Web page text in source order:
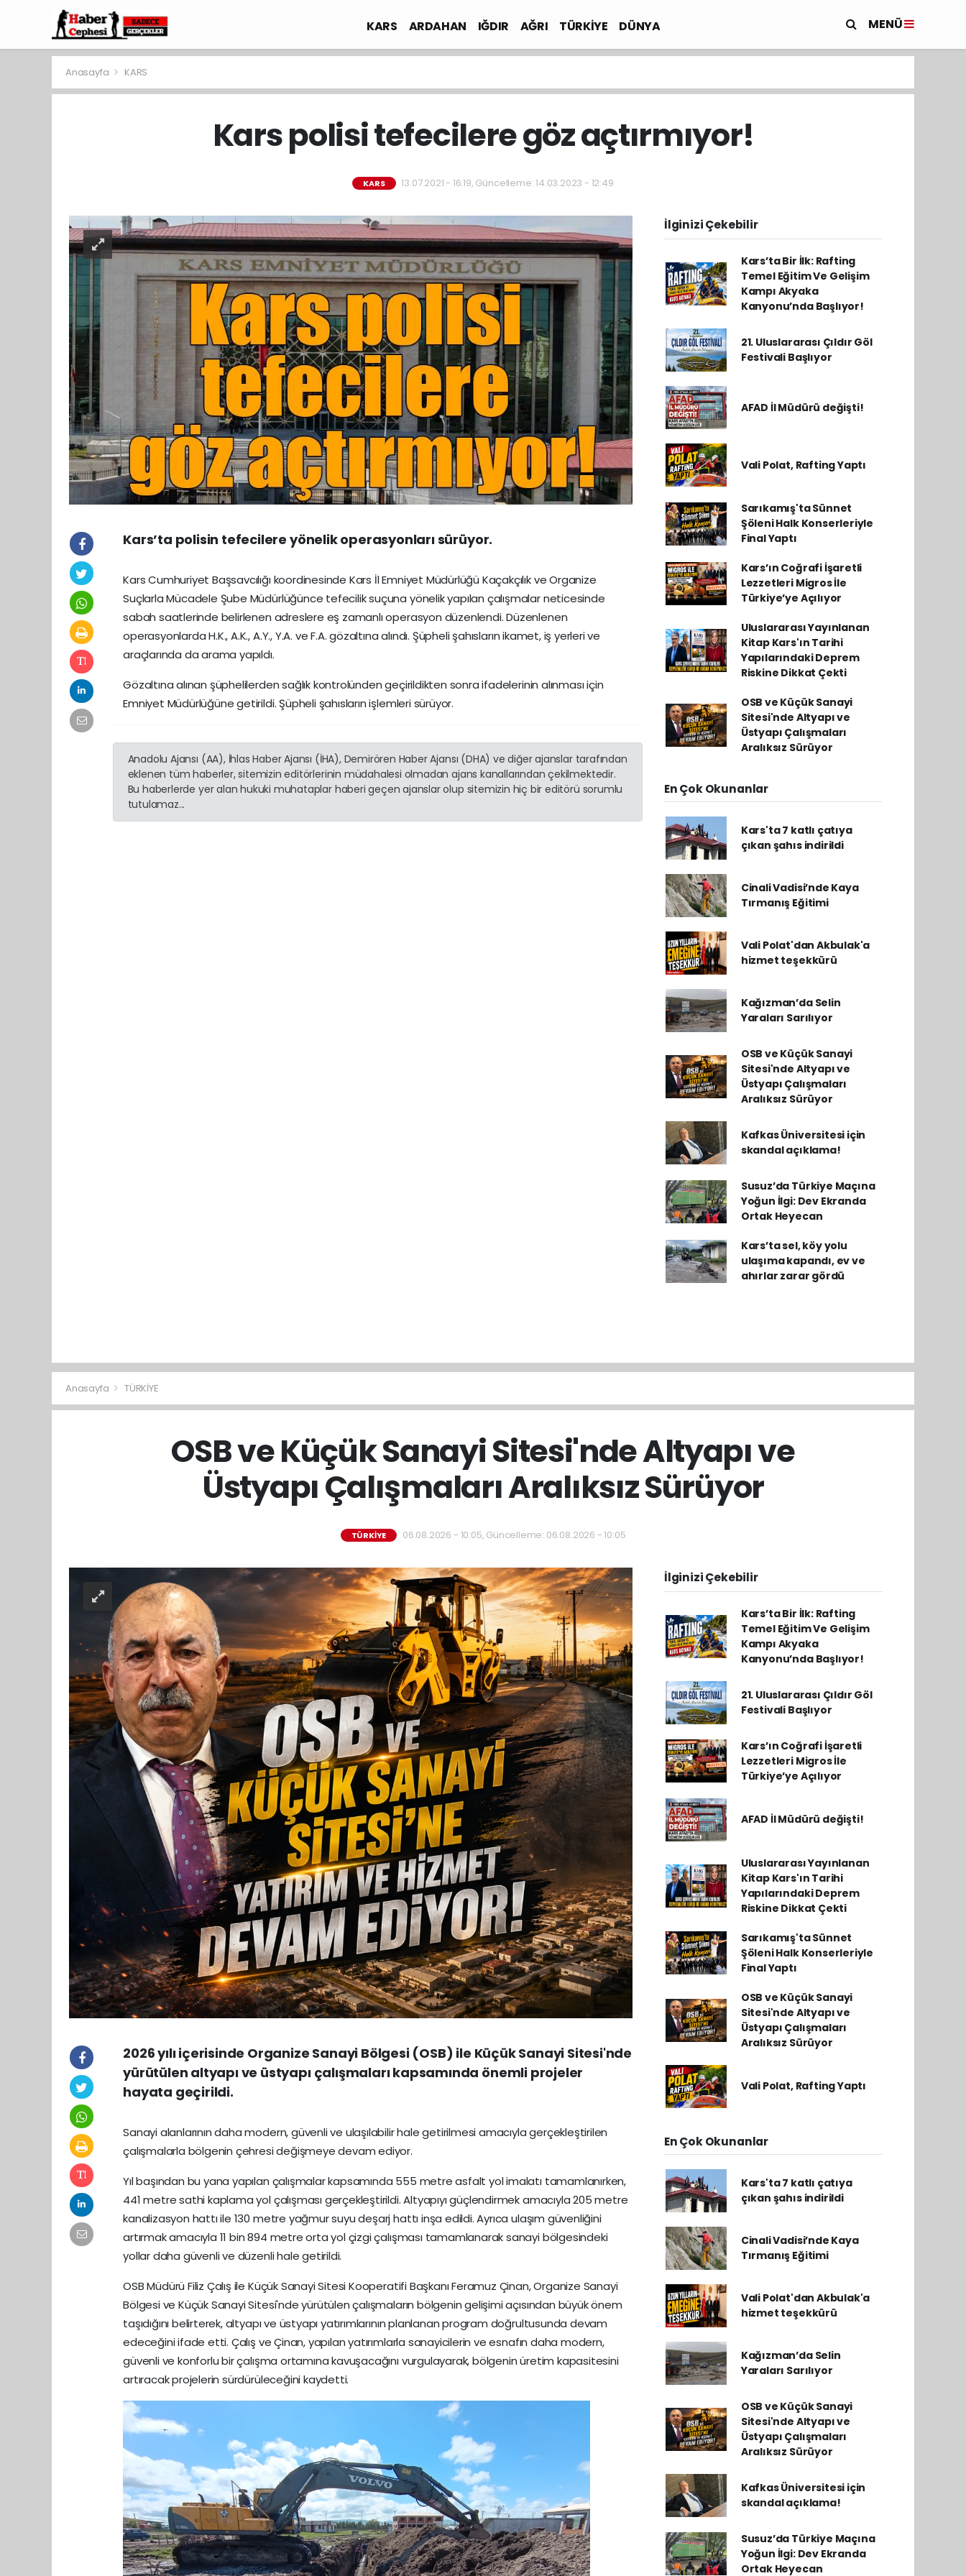
KARS ARDAHAN IĞDIR AĞRI TÜRKİYE DÜNYA MENÜ
Anasayfa KARS
Kars polisi tefecilere göz açtırmıyor!
KARS 13.07.2021 - 16:19, Güncelleme: 14.03.2023 - 12:49
Kars’ta polisin tefecilere yönelik operasyonları sürüyor.
Kars Cumhuriyet Başsavcılığı koordinesinde Kars İl Emniyet Müdürlüğü Kaçakçılık ve Organize
Suçlarla Mücadele Şube Müdürlüğünce tefecilik suçuna yönelik yapılan çalışmalar neticesinde
sabah saatlerinde belirlenen adreslere eş zamanlı operasyon düzenlendi. Düzenlenen
operasyonlarda H.K., A.K., A.Y., Y.A. ve F.A. gözaltına alındı. Şüpheli şahısların ikamet, iş yerleri ve
araçlarında da arama yapıldı.
Gözaltına alınan şüphelilerden sağlık kontrolünden geçirildikten sonra ifadelerinin alınması için
Emniyet Müdürlüğüne getirildi. Şüpheli şahısların işlemleri sürüyor.
Anadolu Ajansı (AA), İhlas Haber Ajansı (İHA), Demirören Haber Ajansı (DHA) ve diğer ajanslar tarafından
eklenen tüm haberler, sitemizin editörlerinin müdahalesi olmadan ajans kanallarından çekilmektedir.
Bu haberlerde yer alan hukuki muhataplar haberi geçen ajanslar olup sitemizin hiç bir editörü sorumlu
tutulamaz...
İlginizi Çekebilir
Kars’ta Bir İlk: Rafting
Temel Eğitim Ve Gelişim
Kampı Akyaka
Kanyonu’nda Başlıyor!
21. Uluslararası Çıldır Göl
Festivali Başlıyor
AFAD İl Müdürü değişti!
Vali Polat, Rafting Yaptı
Sarıkamış'ta Sünnet
Şöleni Halk Konserleriyle
Final Yaptı
Kars’ın Coğrafi İşaretli
Lezzetleri Migros İle
Türkiye’ye Açılıyor
Uluslararası Yayınlanan
Kitap Kars'ın Tarihi
Yapılarındaki Deprem
Riskine Dikkat Çekti
OSB ve Küçük Sanayi
Sitesi'nde Altyapı ve
Üstyapı Çalışmaları
Aralıksız Sürüyor
En Çok Okunanlar
Kars'ta 7 katlı çatıya
çıkan şahıs indirildi
Cinali Vadisi’nde Kaya
Tırmanış Eğitimi
Vali Polat'dan Akbulak'a
hizmet teşekkürü
Kağızman’da Selin
Yaraları Sarılıyor
OSB ve Küçük Sanayi
Sitesi'nde Altyapı ve
Üstyapı Çalışmaları
Aralıksız Sürüyor
Kafkas Üniversitesi için
skandal açıklama!
Susuz’da Türkiye Maçına
Yoğun İlgi: Dev Ekranda
Ortak Heyecan
Kars’ta sel, köy yolu
ulaşıma kapandı, ev ve
ahırlar zarar gördü
Anasayfa TÜRKİYE
OSB ve Küçük Sanayi Sitesi'nde Altyapı ve
Üstyapı Çalışmaları Aralıksız Sürüyor
TÜRKİYE 06.08.2026 - 10:05, Güncelleme: 06.08.2026 - 10:05
2026 yılı içerisinde Organize Sanayi Bölgesi (OSB) ile Küçük Sanayi Sitesi'nde
yürütülen altyapı ve üstyapı çalışmaları kapsamında önemli projeler
hayata geçirildi.
Sanayi alanlarının daha modern, güvenli ve ulaşılabilir hale getirilmesi amacıyla gerçekleştirilen
çalışmalarla bölgenin çehresi değişmeye devam ediyor.
Yıl başından bu yana yapılan çalışmalar kapsamında 555 metre asfalt yol imalatı tamamlanırken,
441 metre sathi kaplama yol çalışması gerçekleştirildi. Altyapıyı güçlendirmek amacıyla 205 metre
kanalizasyon hattı ile 130 metre yağmur suyu deşarj hattı inşa edildi. Ayrıca ulaşım güvenliğini
artırmak amacıyla 11 bin 894 metre orta yol çizgi çalışması tamamlanarak sanayi bölgesindeki
yollar daha güvenli ve düzenli hale getirildi.
OSB Müdürü Filiz Çalış ile Küçük Sanayi Sitesi Kooperatifi Başkanı Feramuz Çinan, Organize Sanayi
Bölgesi ve Küçük Sanayi Sitesi'nde yürütülen çalışmaların bölgenin gelişimi açısından büyük önem
taşıdığını belirterek, altyapı ve üstyapı yatırımlarının planlanan program doğrultusunda devam
edeceğini ifade etti. Çalış ve Çinan, yapılan yatırımlarla sanayicilerin ve esnafın daha modern,
güvenli ve konforlu bir çalışma ortamına kavuşacağını vurgulayarak, bölgenin üretim kapasitesini
artıracak projelerin sürdürüleceğini kaydetti.
İlginizi Çekebilir
Kars’ta Bir İlk: Rafting
Temel Eğitim Ve Gelişim
Kampı Akyaka
Kanyonu’nda Başlıyor!
21. Uluslararası Çıldır Göl
Festivali Başlıyor
Kars’ın Coğrafi İşaretli
Lezzetleri Migros İle
Türkiye’ye Açılıyor
AFAD İl Müdürü değişti!
Uluslararası Yayınlanan
Kitap Kars'ın Tarihi
Yapılarındaki Deprem
Riskine Dikkat Çekti
Sarıkamış'ta Sünnet
Şöleni Halk Konserleriyle
Final Yaptı
OSB ve Küçük Sanayi
Sitesi'nde Altyapı ve
Üstyapı Çalışmaları
Aralıksız Sürüyor
Vali Polat, Rafting Yaptı
En Çok Okunanlar
Kars'ta 7 katlı çatıya
çıkan şahıs indirildi
Cinali Vadisi’nde Kaya
Tırmanış Eğitimi
Vali Polat'dan Akbulak'a
hizmet teşekkürü
Kağızman’da Selin
Yaraları Sarılıyor
OSB ve Küçük Sanayi
Sitesi'nde Altyapı ve
Üstyapı Çalışmaları
Aralıksız Sürüyor
Kafkas Üniversitesi için
skandal açıklama!
Susuz’da Türkiye Maçına
Yoğun İlgi: Dev Ekranda
Ortak Heyecan